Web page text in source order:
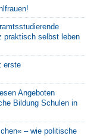
praktisch selbst leben
erste
Angeboten
Bildung Schulen in
– wie politische